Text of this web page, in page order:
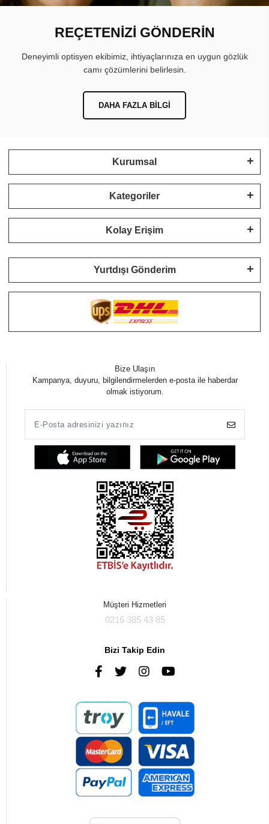
REÇETENİZİ GÖNDERİN
Deneyimli optisyen ekibimiz, ihtiyaçlarınıza en uygun gözlük
camı çözümlerini belirlesin.
DAHA FAZLA BILGI
Kurumsal
Kategoriler
Kolay Erişim
Yurtdışı Gönderim
Bize Ulaşın
Kampanya, duyuru, bilgilendirmelerden e-posta ile haberdar
olmak istiyorum.
Müşteri Hizmetleri
0216 385 43 85
Bizi Takip Edin